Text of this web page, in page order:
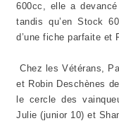
600cc, elle a
tandis qu’en Stock
d’une fiche parfaite et
Chez les Vétérans,
et Robin Deschènes
le cercle des
Julie (junior 10) et